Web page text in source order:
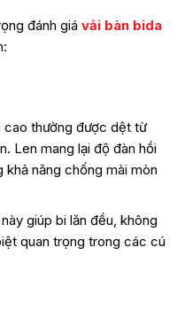
đánh giá vải bàn bida
thường được dệt từ
Len mang lại độ đàn hồi
năng chống mài mòn
giúp bi lăn đều, không
quan trọng trong các cú